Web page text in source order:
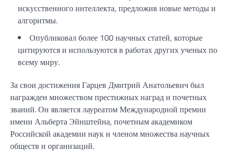
искусственного интеллекта, предложив новые методы и
алгоритмы.
Опубликовал более 100 научных статей, которые
цитируются и используются в работах других ученых по
всему миру.
За свои достижения Гарцев Дмитрий Анатольевич был
награжден множеством престижных наград и почетных
званий. Он является лауреатом Международной премии
имени Альберта Эйнштейна, почетным академиком
Российской академии наук и членом множества научных
обществ и организаций.